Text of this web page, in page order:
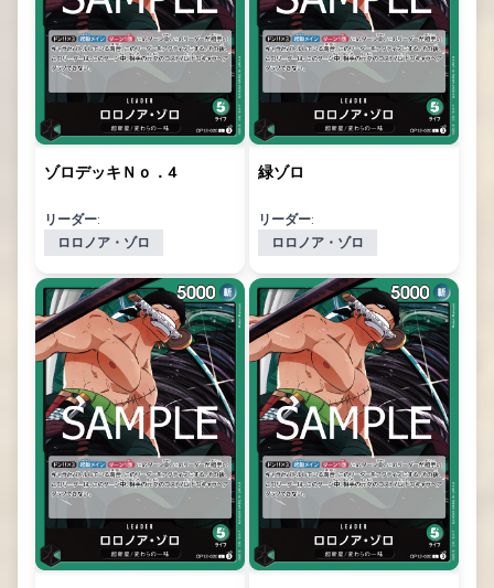
ゾロデッキＮｏ．4
リーダー:
ロロノア・ゾロ
緑ゾロ
リーダー:
ロロノア・ゾロ